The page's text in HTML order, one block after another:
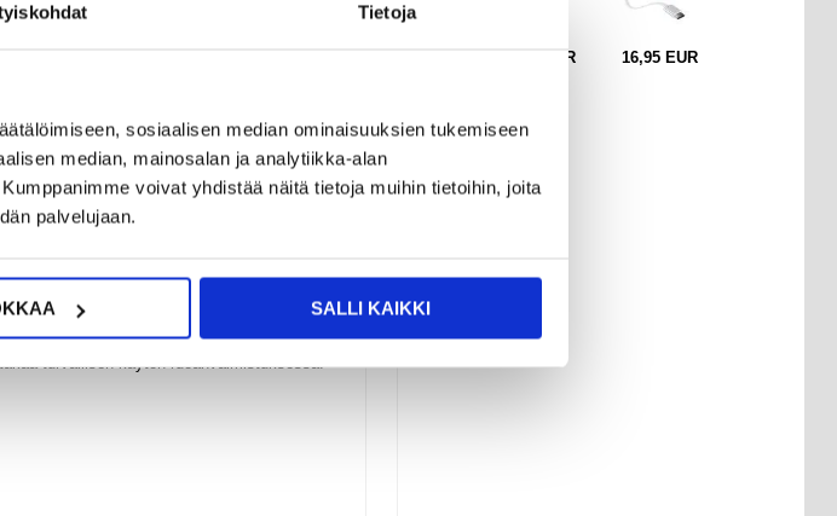
Tietoja
sosiaalisen median ominaisuuksien tukemiseen
median, mainosalan ja analytiikka-alan
voivat yhdistää näitä tietoja muihin tietoihin, joita
palvelujaan.
SALLI KAIKKI
& jauhin Rocker Tool (BPA-vapaa)
211, joka on suunniteltu murskaamaan,
ruostumaton teräsrakenne tekevät
puristamisesta nopeaa ja helppoa myös
nopeammin ja vähemmällä vaivalla kuin
varten. Kompakti ja kannettava, mahtuu
teräksestä, joka kestää
turvallisen käytön ruoanvalmistuksessa.
EUR 16,95 EUR